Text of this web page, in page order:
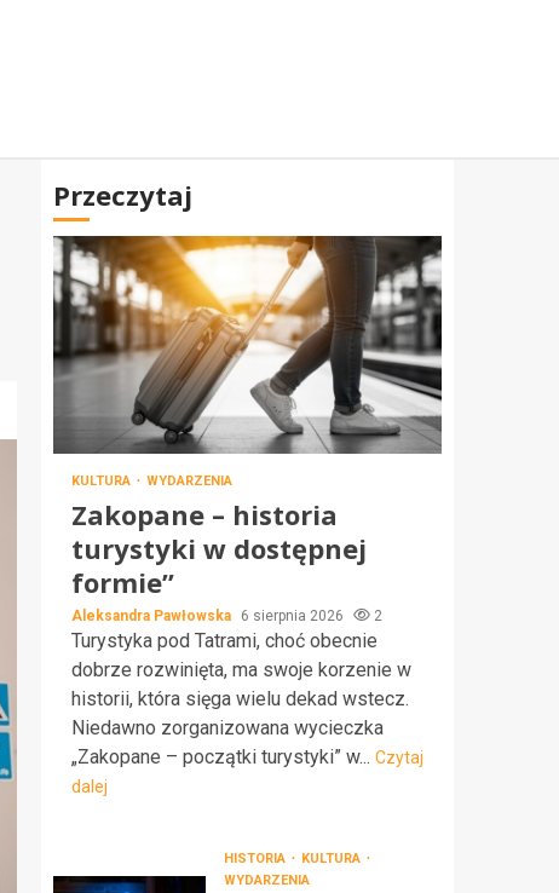
Przeczytaj
KULTURA WYDARZENIA
Zakopane – historia
turystyki w dostępnej
formie”
Aleksandra Pawłowska 6 sierpnia 2026 2
Turystyka pod Tatrami, choć obecnie
dobrze rozwinięta, ma swoje korzenie w
historii, która sięga wielu dekad wstecz.
Niedawno zorganizowana wycieczka
„Zakopane – początki turystyki” w... Czytaj
dalej
HISTORIA
KULTURA
WYDARZENIA